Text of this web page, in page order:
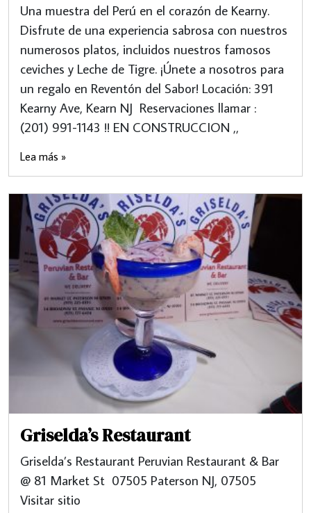
Una muestra del Perú en el corazón de Kearny.
Disfrute de una experiencia sabrosa con nuestros
numerosos platos, incluidos nuestros famosos
ceviches y Leche de Tigre. ¡Únete a nosotros para
un regalo en Reventón del Sabor! Locación: 391
Kearny Ave, Kearn NJ Reservaciones llamar :
(201) 991-1143 !! EN CONSTRUCCION ,,
Lea más »
Griselda’s Restaurant
Griselda’s Restaurant Peruvian Restaurant & Bar
@ 81 Market St 07505 Paterson NJ, 07505
Visitar sitio